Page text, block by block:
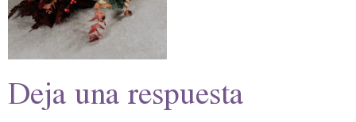
Deja una respuesta